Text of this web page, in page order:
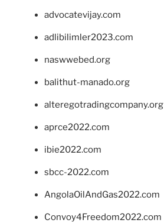
advocatevijay.com
adlibilimler2023.com
naswwebed.org
balithut-manado.org
alteregotradingcompany.org
aprce2022.com
ibie2022.com
sbcc-2022.com
AngolaOilAndGas2022.com
Convoy4Freedom2022.com